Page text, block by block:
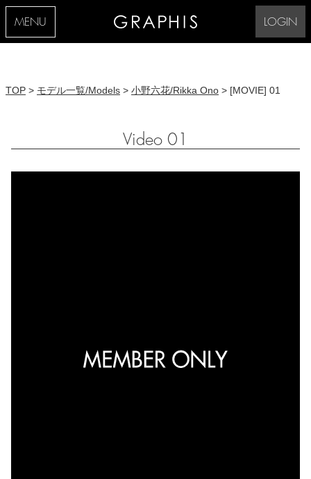
MENU LOGIN
TOP > モデル一覧/Models > 小野六花/Rikka Ono > [MOVIE] 01
Video 01